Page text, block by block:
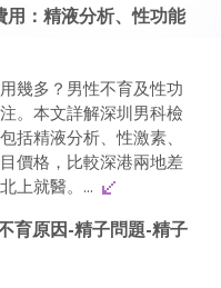
用：精液分析、性功能
幾多？男性不育及性功
。本文詳解深圳男科檢
括精液分析、性激素、
價格，比較深港兩地差
上就醫。...
育原因-精子問題-精子